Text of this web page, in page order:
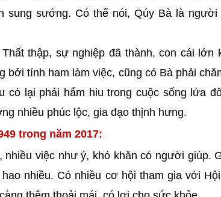
sung sướng. Có thể nói, Qúy Bà là
thập, sự nghiệp đã thành, con cái lớn
bởi tính ham làm việc, cũng có Bà phải
có lại phải hẩm hiu trong cuộc sống lứa
nhiều phúc lộc, gia đạo thịnh hưng.
trong năm 2017:
nhiều việc như ý, khó khăn có người giúp.
nhiều. Có nhiều cơ hội tham gia với